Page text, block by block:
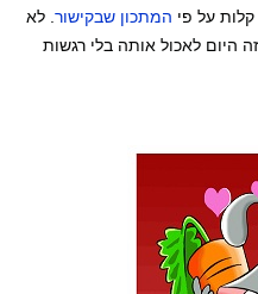
קלות על פי המתכון שבקישור . לא
היום לאכול אותה בלי רגשות